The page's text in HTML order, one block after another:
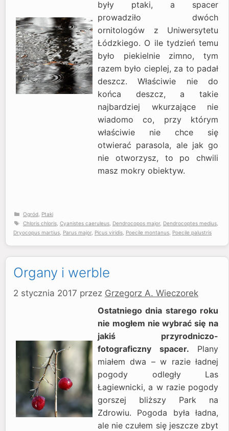
były ptaki, a spacer
prowadziło dwóch
ornitologów z Uniwersytetu
Łódzkiego. O ile tydzień temu
było piekielnie zimno, tym
razem było cieplej, za to padał
deszcz. Właściwie nie do
końca deszcz, a takie
najbardziej wkurzające nie
wiadomo co, przy którym
właściwie nie chce się
otwierać parasola, ale jak go
nie otworzysz, to po chwili
masz mokry obiektyw.
Kategorie
Ogród Ptaki
Tagi
Chloris chloris Cyanistes caeruleus Dendrocopos major, Dendrocoptes medius
Dryocopus martius Parus major, Picus viridis Poecile montanus Poecile palustris
Organy i werble
2 stycznia 2017 przez Grzegorz A. Wieczorek
Ostatniego dnia starego roku
nie mogłem nie wybrać się na
jakiś przyrodniczo-
fotograficzny spacer. Plany
miałem dwa – w razie ładnej
pogody odległy Las
Łagiewnicki, a w razie pogody
gorszej bliższy Park na
Zdrowiu. Pogoda była ładna,
ale nie czułem się jeszcze zbyt